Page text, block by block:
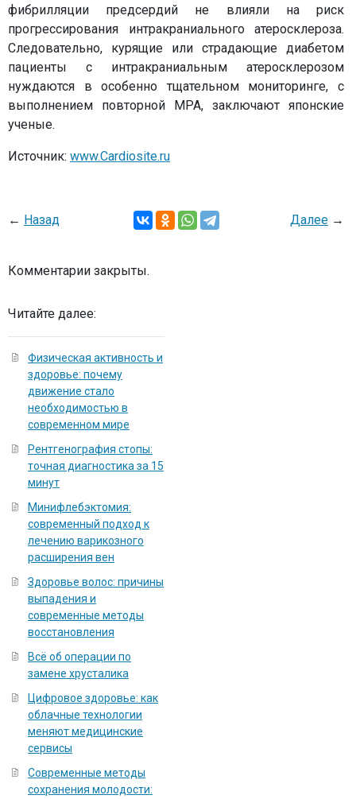
фибрилляции предсердий не влияли на риск
прогрессирования интракраниального атеросклероза.
Следовательно, курящие или страдающие диабетом
пациенты с интракраниальным атеросклерозом
нуждаются в особенно тщательном мониторинге, с
выполнением повторной МРА, заключают японские
ученые.
Источник: www.Cardiosite.ru
← Назад Далее →
Комментарии закрыты.
Читайте далее:
Физическая активность и
здоровье: почему
движение стало
необходимостью в
современном мире
Рентгенография стопы:
точная диагностика за 15
минут
Минифлебэктомия:
современный подход к
лечению варикозного
расширения вен
Здоровье волос: причины
выпадения и
современные методы
восстановления
Всё об операции по
замене хрусталика
Цифровое здоровье: как
облачные технологии
меняют медицинские
сервисы
Современные методы
сохранения молодости: